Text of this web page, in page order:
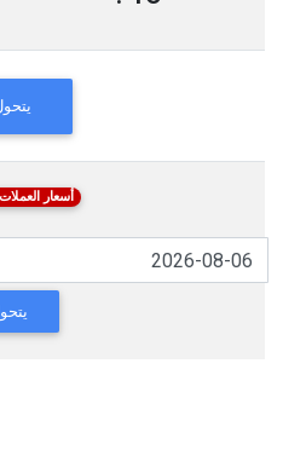
أسعار العملات